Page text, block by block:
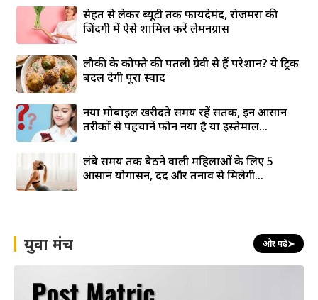
सेहत से लेकर ब्यूटी तक फायदेमंद, रोजमर्रा की
जिंदगी में ऐसे शामिल करें लेमनग्रास
लौकी के कोफ्ते की पतली ग्रेवी से हैं परेशान? ये ट्रिक
बदल देगी पूरा स्वाद
नया मोबाइल खरीदते समय रहें सतर्क, इन आसान
तरीकों से पहचानें फोन नया है या इस्तेमाल...
लंबे समय तक बैठने वाली महिलाओं के लिए 5
आसान योगासन, दर्द और तनाव से मिलेगी...
युवा मंच और पढ़ें➤